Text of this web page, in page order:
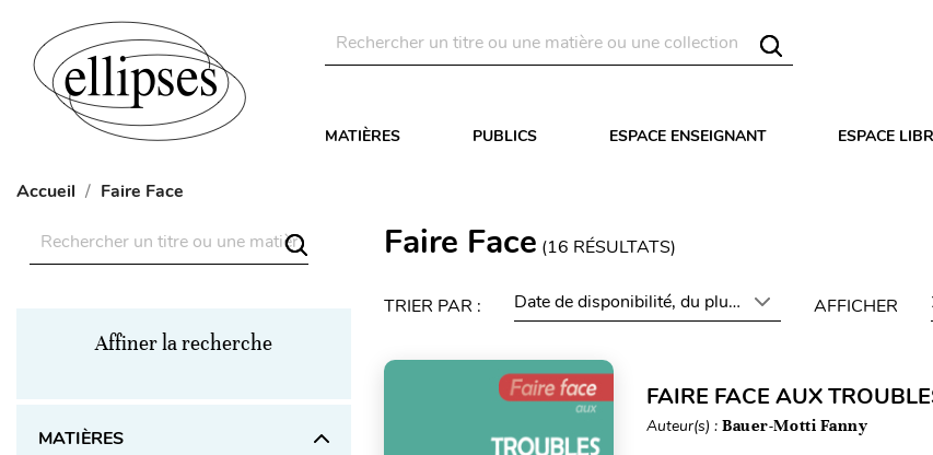
MATIÈRES PUBLICS ESPACE ENSEIGNANT ESPACE
Accueil Faire Face
Affiner la recherche
MATIÈRES
Faire Face (16 RÉSULTATS)
TRIER PAR : Date de disponibilité, du plus récent au plus ancien
AFFICHER
FAIRE FACE AUX
Auteur(s) : Bauer-Motti Fanny